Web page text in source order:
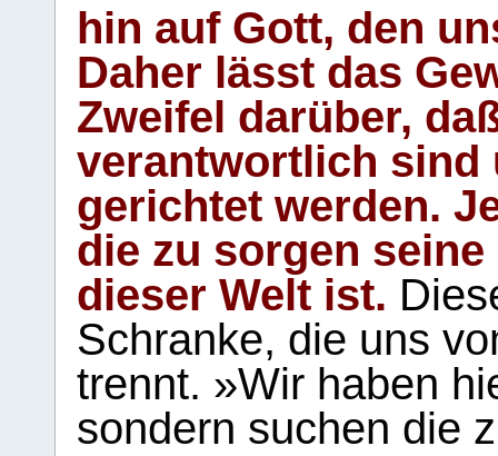
hin auf Gott, den
Daher lässt das
Zweifel darüber,
verantwortlich sind
gerichtet werden.
die zu sorgen
dieser Welt ist.
Schranke, die uns
trennt. »Wir haben
sondern suchen die